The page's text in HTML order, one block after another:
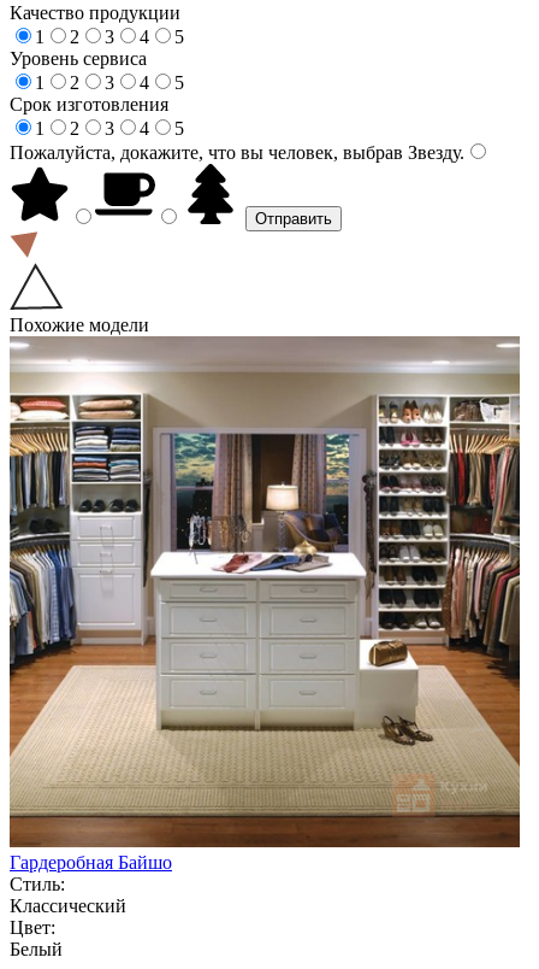
Качество продукции
1
2 3 4
5
Уровень сервиса
1
2 3 4
5
Срок изготовления
1
2 3 4
5
Пожалуйста, докажите, что вы человек, выбрав Звезду.
Похожие модели
Гардеробная Байшо
Стиль:
Классический
Цвет:
Белый